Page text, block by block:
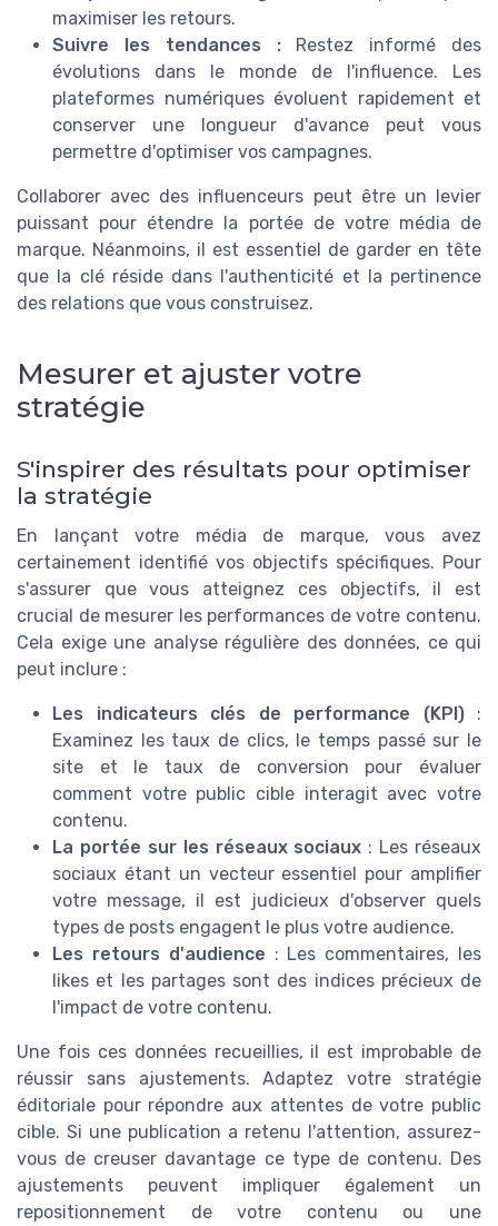
maximiser les retours.
Suivre les tendances :Restez informé des
évolutions dans le monde de l'influence. Les
plateformes numériques évoluent rapidement et
conserver une longueur d'avance peut vous
permettre d'optimiser vos campagnes.
Collaborer avec des influenceurs peut être un levier
puissant pour étendre la portée de votre média de
marque. Néanmoins, il est essentiel de garder en tête
que la clé réside dans l'authenticité et la pertinence
des relations que vous construisez.
Mesurer et ajuster votre
stratégie
S'inspirer des résultats pour optimiser
la stratégie
En lançant votre média de marque, vous avez
certainement identifié vos objectifs spécifiques. Pour
s'assurer que vous atteignez ces objectifs, il est
crucial de mesurer les performances de votre contenu.
Cela exige une analyse régulière des données, ce qui
peut inclure :
Les indicateurs clés de performance (KPI):
Examinez les taux de clics, le temps passé sur le
site et le taux de conversion pour évaluer
comment votre public cible interagit avec votre
contenu.
La portée sur les réseaux sociaux : Les réseaux
sociaux étant un vecteur essentiel pour amplifier
votre message, il est judicieux d'observer quels
types de posts engagent le plus votre audience.
Les retours d'audience : Les commentaires, les
likes et les partages sont des indices précieux de
l'impact de votre contenu.
Une fois ces données recueillies, il est improbable de
réussir sans ajustements. Adaptez votre stratégie
éditoriale pour répondre aux attentes de votre public
cible. Si une publication a retenu l'attention, assurez-
vous de creuser davantage ce type de contenu. Des
ajustements peuvent impliquer également un
repositionnement de votre contenu ou une